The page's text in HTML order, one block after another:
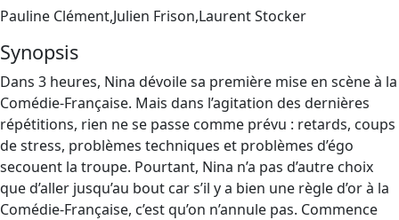
Pauline Clément,Julien Frison,Laurent Stocker
Synopsis
Dans 3 heures, Nina dévoile sa première mise en scène à la
Comédie-Française. Mais dans l’agitation des dernières
répétitions, rien ne se passe comme prévu : retards, coups
de stress, problèmes techniques et problèmes d’égo
secouent la troupe. Pourtant, Nina n’a pas d’autre choix
que d’aller jusqu’au bout car s’il y a bien une règle d’or à la
Comédie-Française, c’est qu’on n’annule pas. Commence